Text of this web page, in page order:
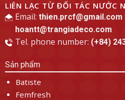
LIÊN LẠC TỪ ĐỐI TÁC NƯỚC
Email: thien.prcf@gmail.com
hoantt@trangiadeco.com
Tel. phone number: (+84)
Sản phẩm
Batiste
Femfresh